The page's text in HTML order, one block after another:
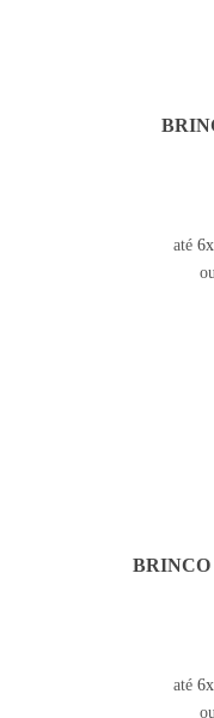
até 6x
BRINCO
até 6x